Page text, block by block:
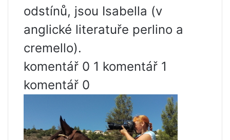
odstínů, jsou Isabella (v
anglické literatuře perlino a
cremello).
komentář 0 1 komentář 1
komentář 0